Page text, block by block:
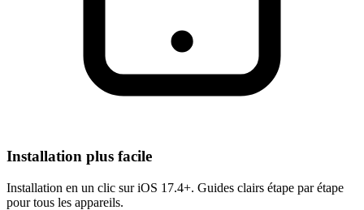
Installation plus facile
Installation en un clic sur iOS 17.4+. Guides clairs étape par étape
pour tous les appareils.